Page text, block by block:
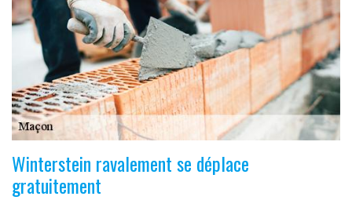
Winterstein ravalement se déplace
gratuitement